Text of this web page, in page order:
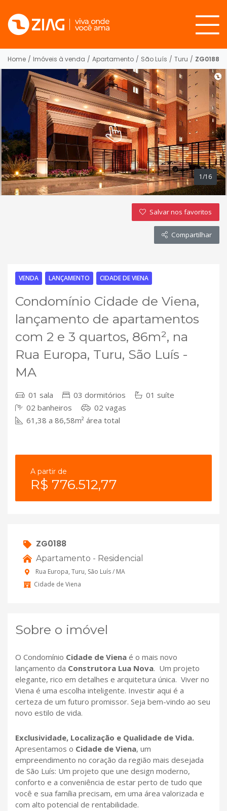
Home / Imóveis à venda / Apartamento / São Luís / Turu / ZG0188
1/16
Salvar nos favoritos
Compartilhar
VENDA LANÇAMENTO CIDADE DE VIENA
Condomínio Cidade de Viena,
lançamento de apartamentos
com 2 e 3 quartos, 86m², na
Rua Europa, Turu, São Luís -
MA
01 sala 03 dormitórios
01 suíte
02 banheiros
02 vagas
61,38 a 86,58m² área total
A partir de
R$ 776.512,77
ZG0188
Apartamento - Residencial
Rua Europa, Turu, São Luís / MA
Cidade de Viena
Sobre o imóvel
O Condomínio Cidade de Viena é o mais novo
lançamento da Construtora Lua Nova. Um projeto
elegante, rico em detalhes e arquitetura única. Viver no
Viena é uma escolha inteligente. Investir aqui é a
certeza de um futuro promissor. Seja bem-vindo ao seu
novo estilo de vida.
Exclusividade, Localização e Qualidade de Vida.
Apresentamos o Cidade de Viena, um
empreendimento no coração da região mais desejada
de São Luís: Um projeto que une design moderno,
conforto e a conveniência de estar perto de tudo que
você e sua família precisam, em uma área valorizada e
com alto potencial de rentabilidade.